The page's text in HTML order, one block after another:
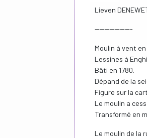
Lieven
---------------
Moulin à vent
Lessines à
Bâti en 1780.
Dépand de la
Figure sur la
Le moulin a
Transformé en
Le moulin de la